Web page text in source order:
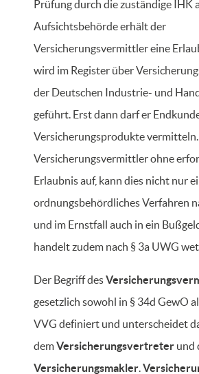
Prüfung durch die zuständige IHK
Aufsichtsbehörde erhält der
Versicherungsvermittler eine
wird im Register über
der Deutschen Industrie- und
geführt. Erst dann darf er
Versicherungsprodukte
Versicherungsvermittler ohne
Erlaubnis auf, kann dies nicht nur
ordnungsbehördliches Verfahren
und im Ernstfall auch in ein
handelt zudem nach § 3a UWG
Der Begriff des
gesetzlich sowohl in § 34d GewO
VVG definiert und unterscheidet
demVersicherungsvertreter und
Versicherungsmakler.